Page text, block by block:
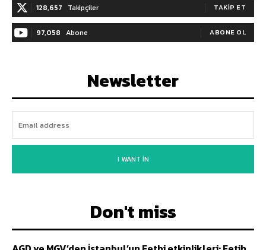
128,657 Takipçiler TAKIP ET
97,058 Abone ABONE OL
Newsletter
I WANT IN
Don't miss